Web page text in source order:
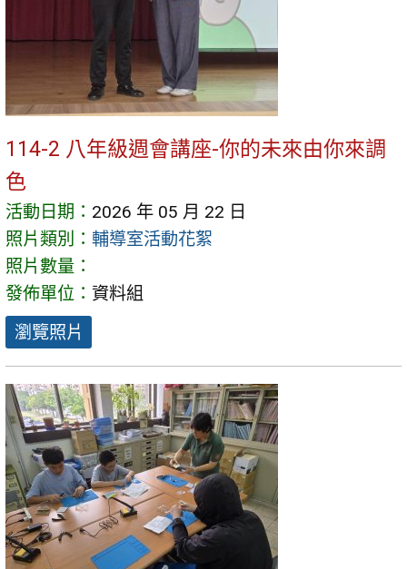
114-2 八年級週會講座-你的未來由你來調
色
活動日期： 2026 年 05 月 22 日
照片類別： 輔導室活動花絮
照片數量：
發佈單位： 資料組
瀏覽照片